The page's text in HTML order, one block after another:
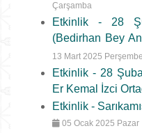
Çarşamba
Etkinlik - 28
(Bedirhan Bey
13 Mart 2025 Perşembe
Etkinlik - 28
Er Kemal İzci
Etkinlik -
05 Ocak 2025 Pazar